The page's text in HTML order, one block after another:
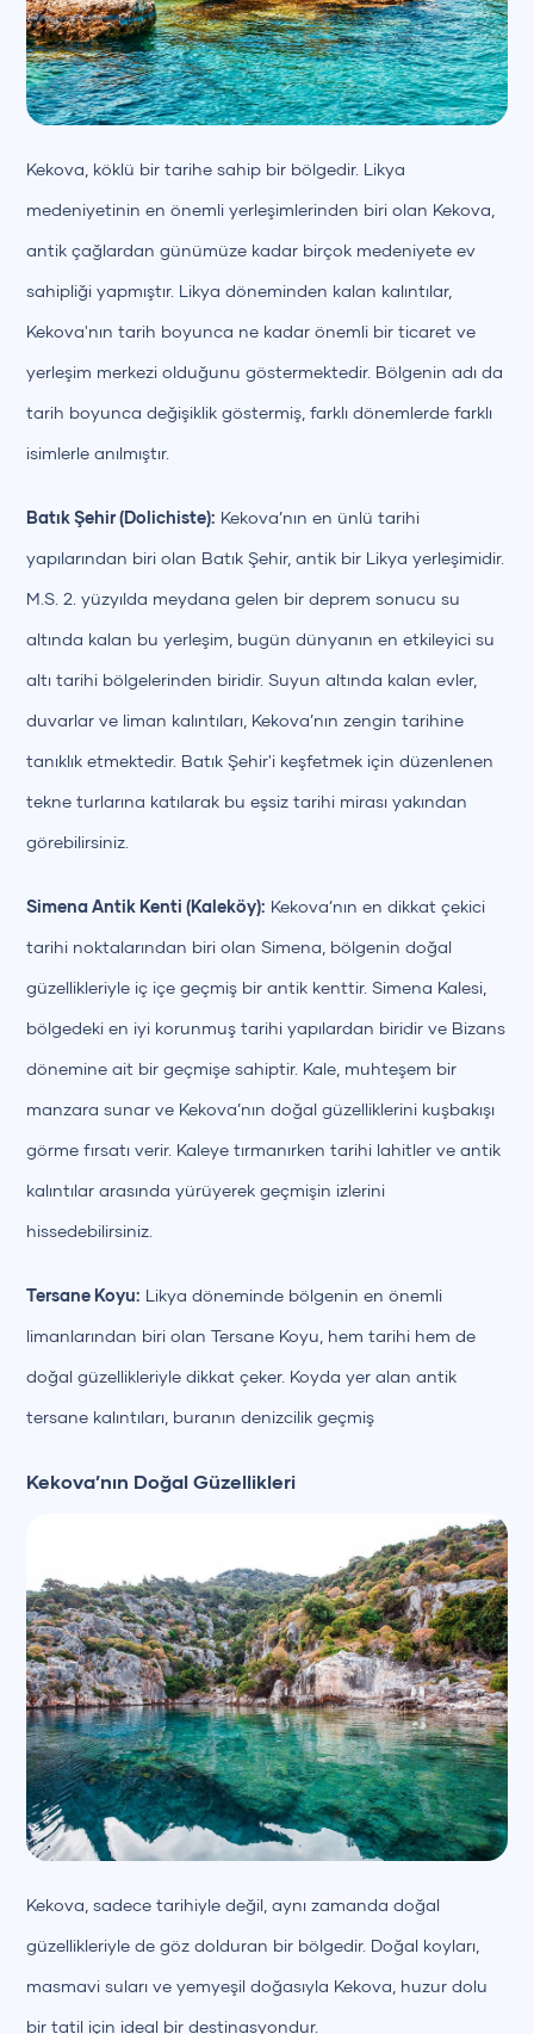
+90 (850) 242 50 50
+90 (850) 242 50 50
Kekova, köklü bir tarihe sahip bir bölgedir. Likya
medeniyetinin en önemli yerleşimlerinden biri olan Kekova,
antik çağlardan günümüze kadar birçok medeniyete ev
sahipliği yapmıştır. Likya döneminden kalan kalıntılar,
Kekova'nın tarih boyunca ne kadar önemli bir ticaret ve
yerleşim merkezi olduğunu göstermektedir. Bölgenin adı da
tarih boyunca değişiklik göstermiş, farklı dönemlerde farklı
isimlerle anılmıştır.
Batık Şehir (Dolichiste): Kekova’nın en ünlü tarihi
yapılarından biri olan Batık Şehir, antik bir Likya yerleşimidir.
M.S. 2. yüzyılda meydana gelen bir deprem sonucu su
altında kalan bu yerleşim, bugün dünyanın en etkileyici su
altı tarihi bölgelerinden biridir. Suyun altında kalan evler,
duvarlar ve liman kalıntıları, Kekova’nın zengin tarihine
tanıklık etmektedir. Batık Şehir'i keşfetmek için düzenlenen
tekne turlarına katılarak bu eşsiz tarihi mirası yakından
görebilirsiniz.
Simena Antik Kenti (Kaleköy): Kekova’nın en dikkat çekici
tarihi noktalarından biri olan Simena, bölgenin doğal
güzellikleriyle iç içe geçmiş bir antik kenttir. Simena Kalesi,
bölgedeki en iyi korunmuş tarihi yapılardan biridir ve Bizans
dönemine ait bir geçmişe sahiptir. Kale, muhteşem bir
manzara sunar ve Kekova’nın doğal güzelliklerini kuşbakışı
görme fırsatı verir. Kaleye tırmanırken tarihi lahitler ve antik
kalıntılar arasında yürüyerek geçmişin izlerini
hissedebilirsiniz.
Tersane Koyu: Likya döneminde bölgenin en önemli
limanlarından biri olan Tersane Koyu, hem tarihi hem de
doğal güzellikleriyle dikkat çeker. Koyda yer alan antik
tersane kalıntıları, buranın denizcilik geçmiş
Kekova’nın Doğal Güzellikleri
Kekova, sadece tarihiyle değil, aynı zamanda doğal
güzellikleriyle de göz dolduran bir bölgedir. Doğal koyları,
masmavi suları ve yemyeşil doğasıyla Kekova, huzur dolu
bir tatil için ideal bir destinasyondur.